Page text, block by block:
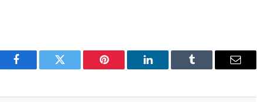
Facebook Twitter Pinterest LinkedIn Tumblr Email